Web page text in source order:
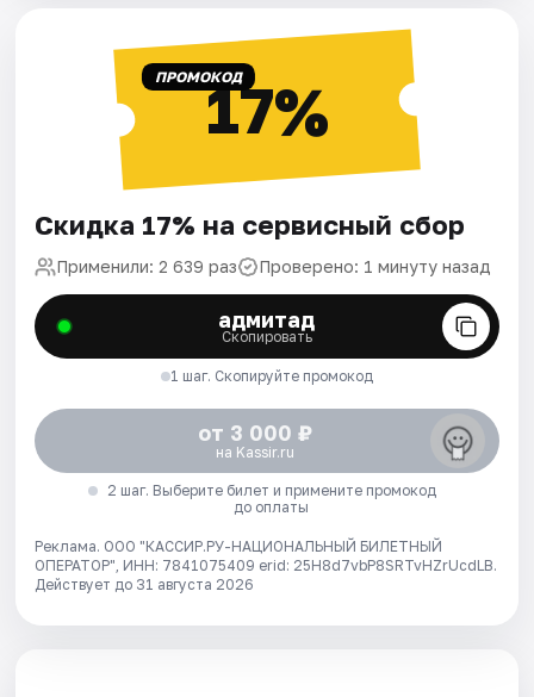
ПРОМОКОД17%
Скидка 17% на сервисный сбор
Применили: 2 639 раз Проверено: 1 минуту назад
адмитад
Скопировать
1 шаг. Скопируйте промокод
от 3 000 ₽
на Kassir.ru
2 шаг. Выберите билет и примените промокод
до оплаты
Реклама. ООО "КАССИР.РУ-НАЦИОНАЛЬНЫЙ БИЛЕТНЫЙ
ОПЕРАТОР", ИНН: 7841075409 erid: 25H8d7vbP8SRTvHZrUcdLB.
Действует до 31 августа 2026